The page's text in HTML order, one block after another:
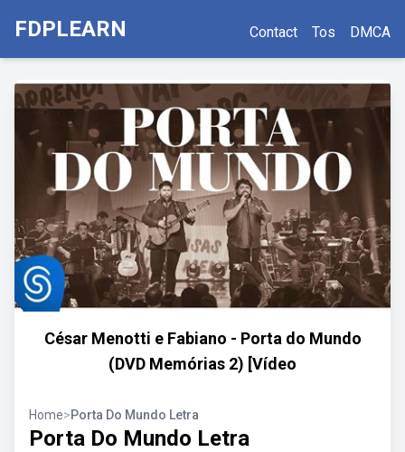
FDPLEARN Contact Tos DMCA
César Menotti e Fabiano - Porta do Mundo
(DVD Memórias 2) [Vídeo
Home>Porta Do Mundo Letra
Porta Do Mundo Letra